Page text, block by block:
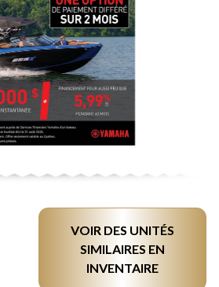
VOIR DES UNITÉS
SIMILAIRES EN
INVENTAIRE